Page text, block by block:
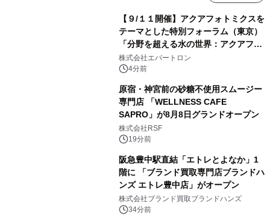
【９/１１開催】アクアフォトミクスを
テーマとした特別フォーラム（東京）
「分野を超える水の世界：アクアフォ
トミクスが切り拓く新しい科学の地
平」を開催
株式会社エバートロン
4分前
原宿・神宮前の砂糖不使用スムージー
専門店 「WELLNESS CAFE
SAPRO」が8月8日グランドオープン
株式会社RSF
19分前
阪急豊中駅直結「エトレとよなか」1
階に 「ブランド買取専門店ブランドハ
ンズ エトレ豊中店」がオープン
株式会社ブランド買取ブランドハンズ
34分前